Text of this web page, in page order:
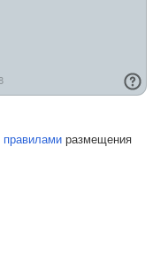
правилами размещения